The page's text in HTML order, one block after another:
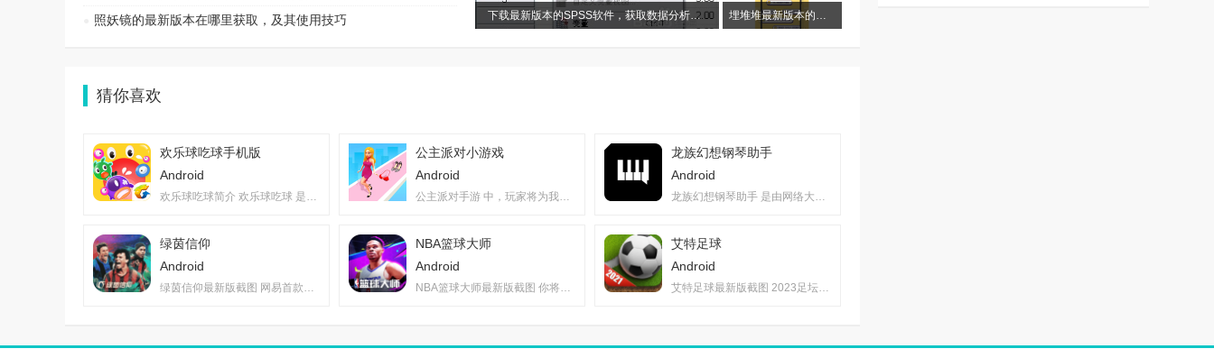
下载最新版本的SPSS软件，获取数据分析工具的最佳选择
照妖镜的最新版本在哪里获取，及其使用技巧
猜你喜欢
欢乐球吃球手机版
Android
公主派对小游戏
Android
龙族幻想钢琴助手
Android
绿茵信仰
Android
NBA篮球大师
Android
艾特足球
Android